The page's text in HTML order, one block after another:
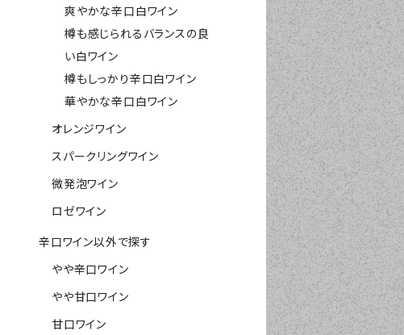
爽やかな辛口白ワイン
樽も感じられるバランスの良
い白ワイン
樽もしっかり辛口白ワイン
華やかな辛口白ワイン
オレンジワイン
スパークリングワイン
微発泡ワイン
ロゼワイン
辛口ワイン以外で探す
やや辛口ワイン
やや甘口ワイン
甘口ワイン